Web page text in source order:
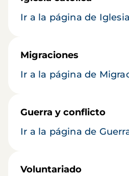
Ir a la página de
Migraciones
Ir a la página de
Guerra y conflicto
Ir a la página de
Voluntariado